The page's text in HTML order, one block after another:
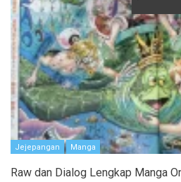
Jejepangan Manga
Raw dan Dialog Lengkap Manga